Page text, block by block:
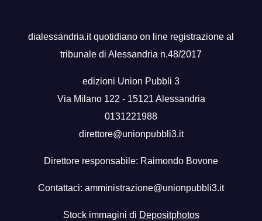
dialessandria.it quotidiano on line registrazione al
tribunale di Alessandria n.48/2017
edizioni Union Pubbli 3
Via Milano 122 - 15121 Alessandria
0131221988
direttore@unionpubbli3.it
Direttore responsabile: Raimondo Bovone
Contattaci: amministrazione@unionpubbli3.it
Stock immagini di Depositphotos